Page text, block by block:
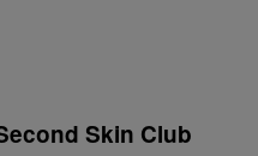
Skin Club